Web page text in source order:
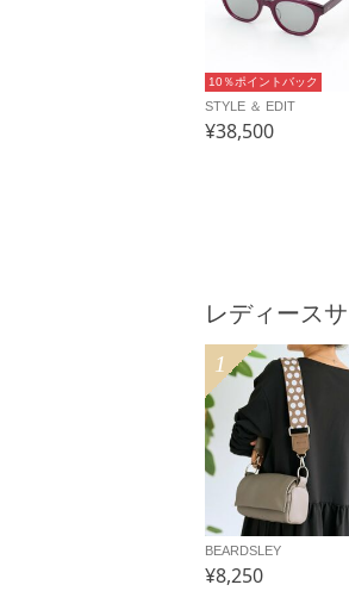
10％ポイントバック
STYLE ＆ EDIT
¥38,500
レディース
1
BEARDSLEY
¥8,250